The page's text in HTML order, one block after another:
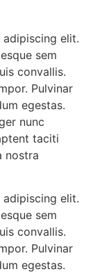
elit.
sem
convallis.
Pulvinar
egestas.
nunc
taciti
nostra
elit.
sem
convallis.
Pulvinar
egestas.